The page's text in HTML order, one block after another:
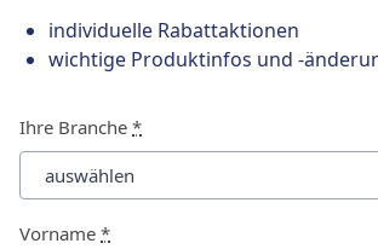
individuelle Rabattaktionen
wichtige Produktinfos und -
Ihre Branche *
Vorname *